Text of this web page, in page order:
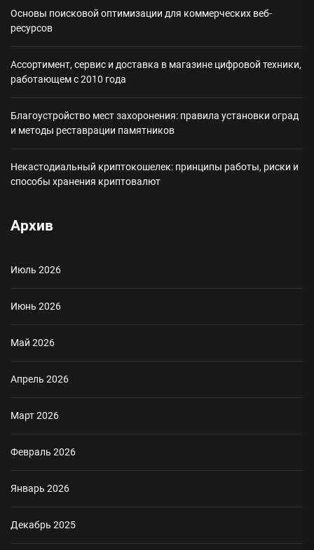
Основы поисковой оптимизации для коммерческих веб-
ресурсов
Ассортимент, сервис и доставка в магазине цифровой техники,
работающем с 2010 года
Благоустройство мест захоронения: правила установки оград
и методы реставрации памятников
Некастодиальный криптокошелек: принципы работы, риски и
способы хранения криптовалют
Архив
Июль 2026
Июнь 2026
Май 2026
Апрель 2026
Март 2026
Февраль 2026
Январь 2026
Декабрь 2025